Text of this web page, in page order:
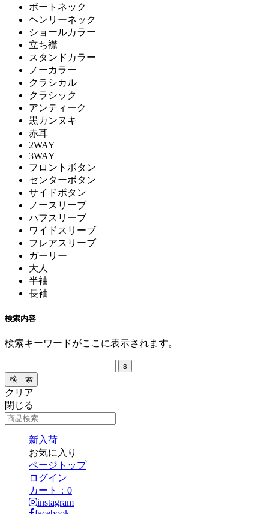
ボートネック
ヘンリーネック
ショールカラー
立ち襟
スタンドカラー
ノーカラー
クラシカル
クラシック
アンティーク
黒カンヌキ
赤耳
2WAY
3WAY
フロントボタン
センターボタン
サイドボタン
ノースリーブ
パフスリーブ
ワイドスリーブ
フレアスリーブ
ガーリー
大人
半袖
長袖
検索内容
検索キーワードがここに表示されます。
クリア
閉じる
新入荷
お気に入り
ページトップ
ログイン
カート： 0
instagram